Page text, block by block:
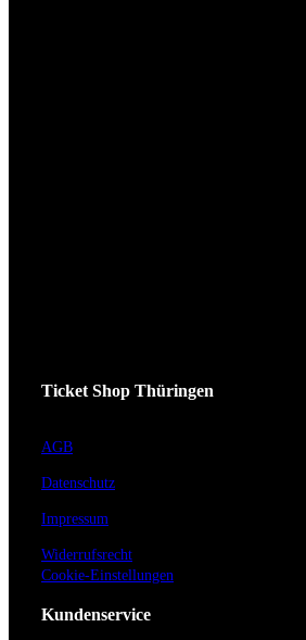
Ticket Shop Thüringen
AGB
Datenschutz
Impressum
Widerrufsrecht
Cookie-Einstellungen
Kundenservice